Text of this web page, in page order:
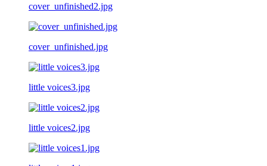
cover_unfinished2.jpg
cover_unfinished.jpg
little voices3.jpg
little voices2.jpg